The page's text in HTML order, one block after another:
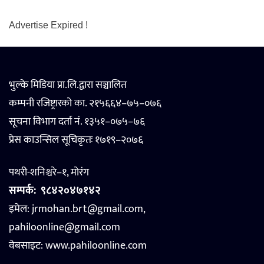
Advertise Expired !
भुल्के मिडिया प्रा.लि.द्वारा सञ्चालित
कम्पनी रजिष्ट्रारको का. २१५६६४–७५–०७६
सूचना विभाग दर्ता नं. १३५१–०७५–७६
प्रेस काउन्सिल सूचिकृतः १७१९–२०७६
पथरी-शनिश्चरे–१, मोरंग
सम्पर्क: ९८४२०४७१४२
इमेल: jrmohan.brt@gmail.com,
pahiloonline@gmail.com
वेबसाइट:www.pahiloonline.com